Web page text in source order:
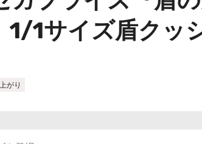
1/1サイズ盾クッ
がり